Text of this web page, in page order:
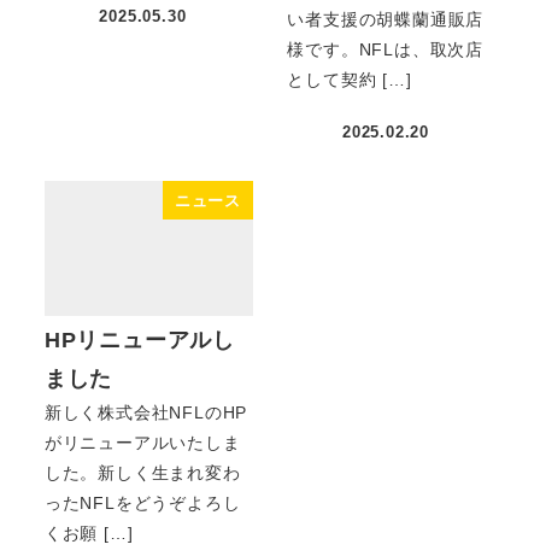
2025.05.30
い者支援の胡蝶蘭通販店
様です。NFLは、取次店
として契約 […]
2025.02.20
ニュース
HPリニューアルし
ました
新しく株式会社NFLのHP
がリニューアルいたしま
した。新しく生まれ変わ
ったNFLをどうぞよろし
くお願 […]